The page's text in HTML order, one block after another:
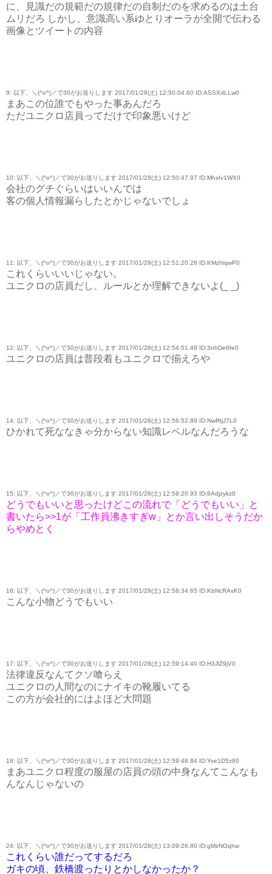
に、見識だの規範だの規律だの自制だのを求めるのは土台
ムリだろ しかし、意識高い系ゆとりオーラが全開で伝わる
画像とツイートの内容
9: 以下、＼(^o^)／で30がお送りします 2017/01/28(土) 12:50:04.60 ID:ASSXdLLw0
まあこの位誰でもやった事あんだろ
ただユニクロ店員ってだけで印象悪いけど
10: 以下、＼(^o^)／で30がお送りします 2017/01/28(土) 12:50:47.97 ID:MhsIv1WX0
会社のグチぐらいはいいんでは
客の個人情報漏らしたとかじゃないでしょ
11: 以下、＼(^o^)／で30がお送りします 2017/01/28(土) 12:51:20.28 ID:KMzhiqwP0
これくらいいいじゃない。
ユニクロの店員だし、ルールとか理解できないよ(_ _)
12: 以下、＼(^o^)／で30がお送りします 2017/01/28(土) 12:54:51.49 ID:3nhDe6fe0
ユニクロの店員は普段着もユニクロで揃えろや
14: 以下、＼(^o^)／で30がお送りします 2017/01/28(土) 12:56:52.89 ID:NwRtjJ7L0
ひかれて死ななきゃ分からない知識レベルなんだろうな
15: 以下、＼(^o^)／で30がお送りします 2017/01/28(土) 12:58:20.93 ID:8Adjzykz0
どうでもいいと思ったけどこの流れで「どうでもいい」と
書いたら>>1が「工作員沸きすぎw」とか言い出しそうだか
らやめとく
16: 以下、＼(^o^)／で30がお送りします 2017/01/28(土) 12:58:34.65 ID:KbNcRAvK0
こんな小物どうでもいい
17: 以下、＼(^o^)／で30がお送りします 2017/01/28(土) 12:59:14.40 ID:H3JlZ9jV0
法律違反なんてクソ喰らえ
ユニクロの人間なのにナイキの靴履いてる
この方が会社的にはよほど大問題
18: 以下、＼(^o^)／で30がお送りします 2017/01/28(土) 12:59:48.84 ID:Yve1D5z80
まあユニクロ程度の服屋の店員の頭の中身なんてこんなも
んなんじゃないの
24: 以下、＼(^o^)／で30がお送りします 2017/01/28(土) 13:09:26.80 ID:gMzNGqhw
これくらい誰だってするだろ
ガキの頃、鉄橋渡ったりとかしなかったか？